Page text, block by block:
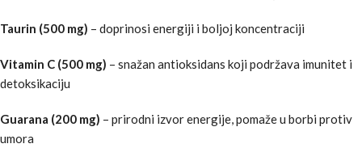
Taurin (500 mg) – doprinosi energiji i boljoj koncentraciji
Vitamin C (500 mg) – snažan antioksidans koji podržava imunitet i
detoksikaciju
Guarana (200 mg) – prirodni izvor energije, pomaže u borbi protiv
umora